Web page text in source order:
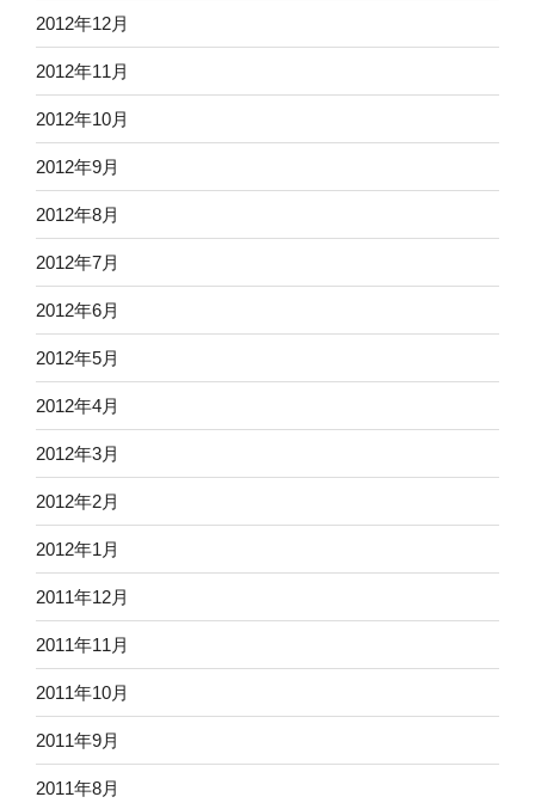
2012年12月
2012年11月
2012年10月
2012年9月
2012年8月
2012年7月
2012年6月
2012年5月
2012年4月
2012年3月
2012年2月
2012年1月
2011年12月
2011年11月
2011年10月
2011年9月
2011年8月